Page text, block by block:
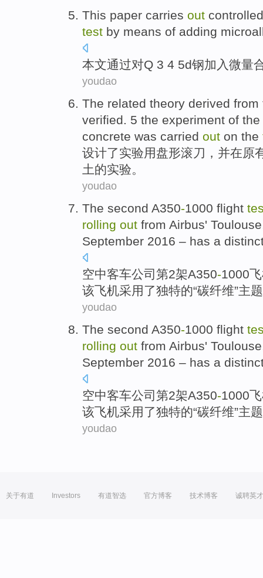
This paper carries out controlled
test by means of adding
本文通过对Q 3 4 5d钢加入微量
youdao
The related theory derived
verified. 5 the experiment of the
concrete was carried out on the
设计了实验用盘形滚刀 ， 并在原
土的实验。
youdao
The second A350-1000 flight
rolling out from Airbus' Toulouse
September 2016 – has a
空中客车公司 第2架A350-1000
该飞机采用了独特的“碳纤维”主题
youdao
The second A350-1000 flight
rolling out from Airbus' Toulouse
September 2016 – has a
空中客车公司 第2架A350-1000
该飞机采用了独特的“碳纤维”主题
youdao
关于有道 Investors 有道智选 官方博客 技术博客 诚聘英才